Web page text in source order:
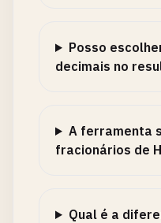
Posso
decimais no
A ferramenta
fracionários de
Qual é a